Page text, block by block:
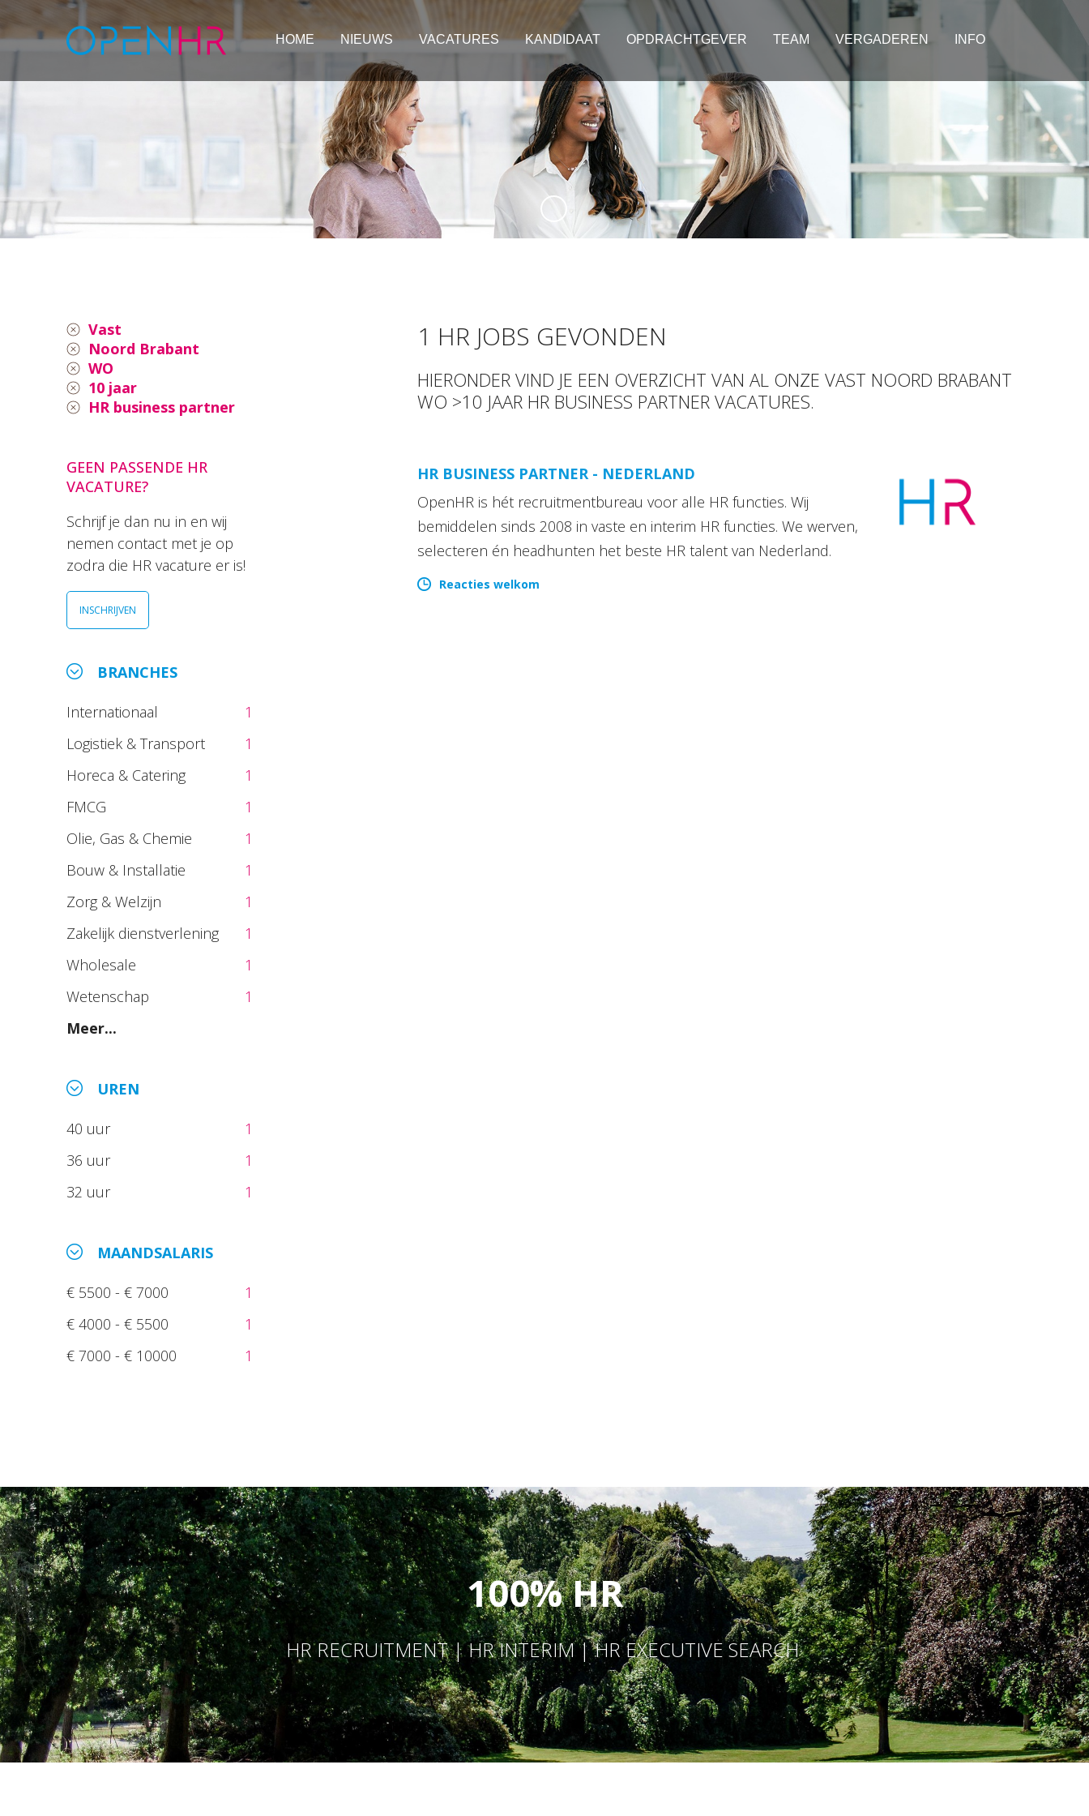
HOME NIEUWS VACATURES KANDIDAAT OPDRACHTGEVER TEAM VERGADEREN INFO
Vast
Noord Brabant
WO
10 jaar
HR business partner
GEEN PASSENDE HR
VACATURE?
Schrijf je dan nu in en wij
nemen contact met je op
zodra die HR vacature er is!
INSCHRIJVEN
BRANCHES
Internationaal
1
Logistiek & Transport
1
Horeca & Catering
1
FMCG
1
Olie, Gas & Chemie
1
Bouw & Installatie
1
Zorg & Welzijn
1
Zakelijk dienstverlening
1
Wholesale
1
Wetenschap
1
Meer...
UREN
40 uur
1
36 uur
1
32 uur
1
MAANDSALARIS
€ 5500 - € 7000
1
€ 4000 - € 5500
1
€ 7000 - € 10000
1
1 HR JOBS GEVONDEN
HIERONDER VIND JE EEN OVERZICHT VAN AL ONZE VAST NOORD BRABANT
WO >10 JAAR HR BUSINESS PARTNER VACATURES.
HR BUSINESS PARTNER - NEDERLAND
OpenHR is hét recruitmentbureau voor alle HR functies. Wij
bemiddelen sinds 2008 in vaste en interim HR functies. We werven,
selecteren én headhunten het beste HR talent van Nederland.
Reacties welkom
100% HR
HR RECRUITMENT | HR INTERIM | HR EXECUTIVE SEARCH